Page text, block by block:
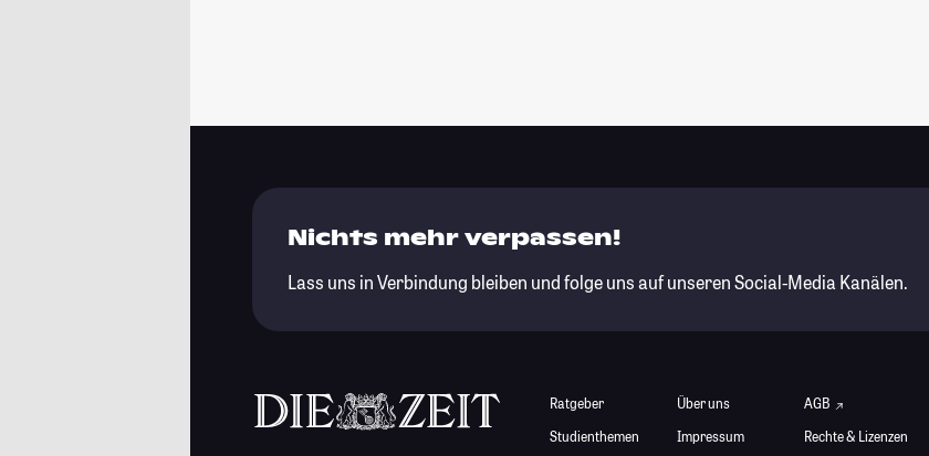
Nichts mehr verpassen!
Lass uns in Verbindung bleiben und folge uns auf unseren Social-Media Kanälen.
Ratgeber
Studienthemen
Über uns
Impressum
AGB
Rechte & Lizenzen